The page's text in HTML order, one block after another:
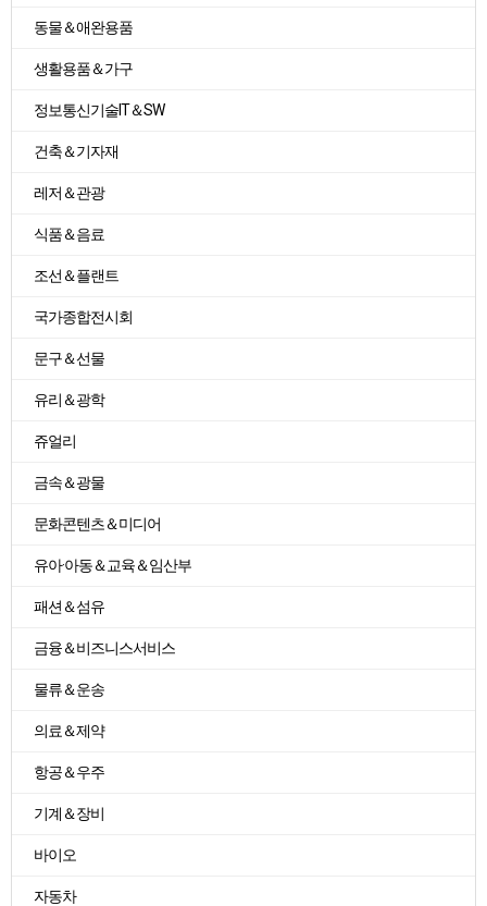
동물＆애완용품
생활용품＆가구
정보통신기술IT＆SW
건축＆기자재
레저＆관광
식품＆음료
조선＆플랜트
국가종합전시회
문구＆선물
유리＆광학
쥬얼리
금속＆광물
문화콘텐츠＆미디어
유아·아동＆교육＆임산부
패션＆섬유
금융＆비즈니스서비스
물류＆운송
의료＆제약
항공＆우주
기계＆장비
바이오
자동차